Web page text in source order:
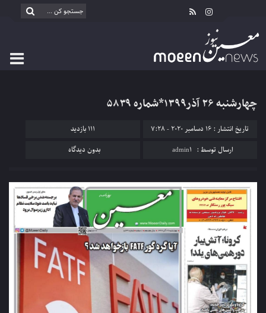
چهارشنبه ۲۶ آذر۱۳۹۹*شماره ۵۸۳۹
تاریخ انتشار : 16 دسامبر 2020 - 7:28 111 بازدید
ارسال توسط : admin1 بدون دیدگاه